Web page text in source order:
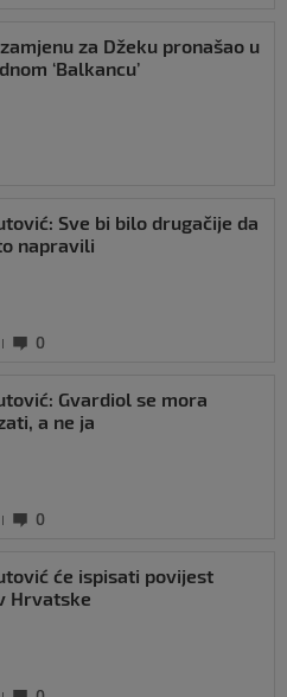
za Džeku pronašao u
‘Balkancu’
Sve bi bilo drugačije da
napravili
0
Gvardiol se mora
a ne ja
0
će ispisati povijest
Hrvatske